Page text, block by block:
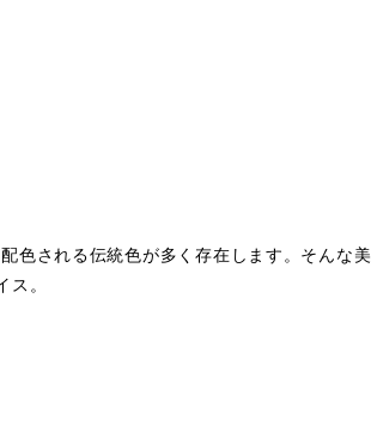
色される伝統色が多く存在します。そんな美
。